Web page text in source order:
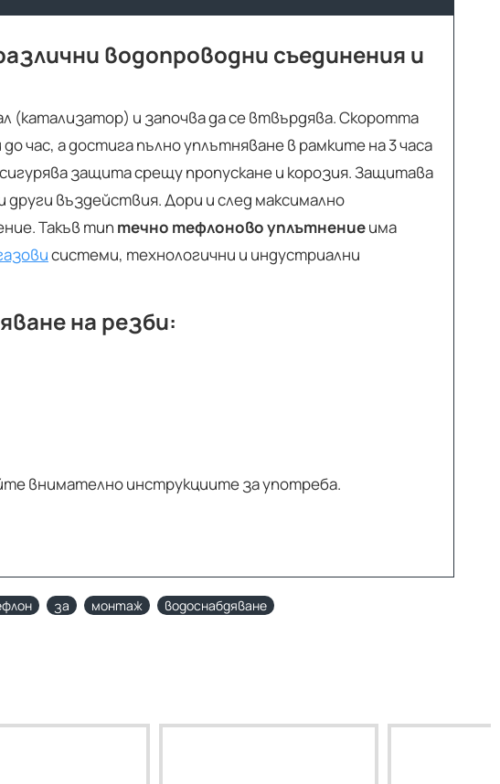
водопроводни съединения и
(катализатор) и започва да се втвърдява. Скоротта
час, а достига пълно уплътняване в рамките на 3 часа
защита срещу пропускане и корозия. Защитава
въздействия. Дори и след максимално
Такъв тип течно тефлоново уплътнениеима
системи, технологични и индустриални
на резби:
внимателно инструкциите за употреба.
за монтаж водоснабдяване